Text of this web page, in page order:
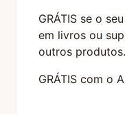
GRÁTIS se o
em livros ou
outros produtos.
GRÁTIS com o